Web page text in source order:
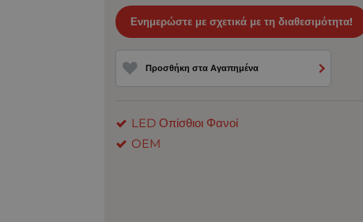
Ενημερώστε με σχετικά με τη διαθεσιμότητα!
Προσθήκη στα Αγαπημένα
LED Οπίσθιοι Φανοί
OEM